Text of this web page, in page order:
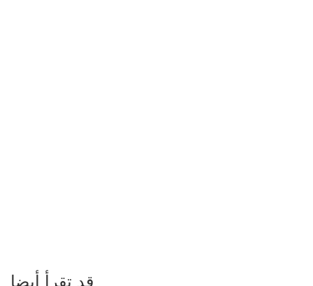
قد تقرأ أيضا